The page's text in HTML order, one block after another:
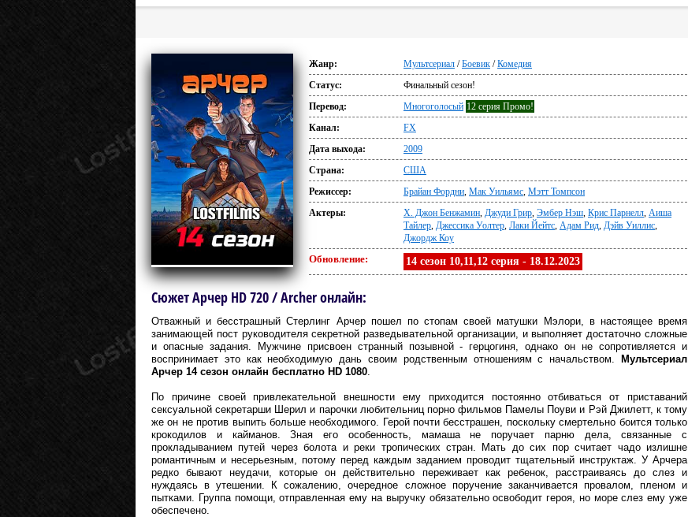
Жанр: Мультсериал /Боевик /Комедия
Статус:
Финальный сезон!
Перевод:
Многоголосый 12 серия Промо!
Канал:
FX
Дата выхода:
2009
Страна:
США
Режиссер:
Брайан Фордни, Мак Уильямс, Мэтт Томпсон
Актеры:
Х. Джон Бенжамин, Джуди Грир, Эмбер Нэш, Крис Парнелл, Аиша
Тайлер, Джессика Уолтер, Лаки Йейтс, Адам Рид, Дэйв Уиллис,
Джордж Коу
Обновление: 14 сезон 10,11,12 серия - 18.12.2023
Сюжет Арчер HD 720 / Archer онлайн:
Отважный и бесстрашный Стерлинг Арчер пошел по стопам своей матушки Мэлори, в настоящее время
занимающей пост руководителя секретной разведывательной организации, и выполняет достаточно сложные
и опасные задания. Мужчине присвоен странный позывной - герцогиня, однако он не сопротивляется и
воспринимает это как необходимую дань своим родственным отношениям с начальством.
Мультсериал
Арчер 14 сезон онлайн бесплатно HD 1080.
По причине своей привлекательной внешности ему приходится постоянно отбиваться от приставаний
сексуальной секретарши Шерил и парочки любительниц порно фильмов Памелы Поуви и Рэй Джилетт, к тому
же он не против выпить больше необходимого. Герой почти бесстрашен, поскольку смертельно боится только
крокодилов и кайманов. Зная его особенность, мамаша не поручает парню дела, связанные с
прокладыванием путей через болота и реки тропических стран. Мать до сих пор считает чадо излишне
романтичным и несерьезным, потому перед каждым заданием проводит тщательный инструктаж. У Арчера
редко бывают неудачи, которые он действительно переживает как ребенок, расстраиваясь до слез и
нуждаясь в утешении. К сожалению, очередное сложное поручение заканчивается провалом, пленом и
пытками. Группа помощи, отправленная ему на выручку обязательно освободит героя, но море слез ему уже
обеспечено.